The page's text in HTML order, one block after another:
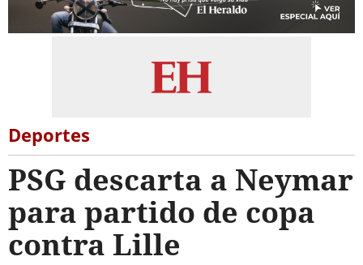
Deportes
PSG descarta a Neymar
para partido de copa
contra Lille